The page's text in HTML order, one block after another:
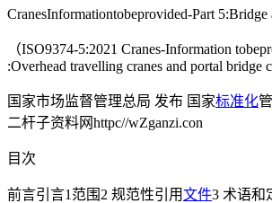
CranesInformationtobeprovided-Part 5:Bridge
（ISO9374-5:2021 Cranes-Information
:Overhead travelling cranes and portal bridge
国家市场监督管理总局 发布 国家标准化
二杆子资料网httpc//wZganzi.con
目次
前言引言1范围2 规范性引用文件3 术语和